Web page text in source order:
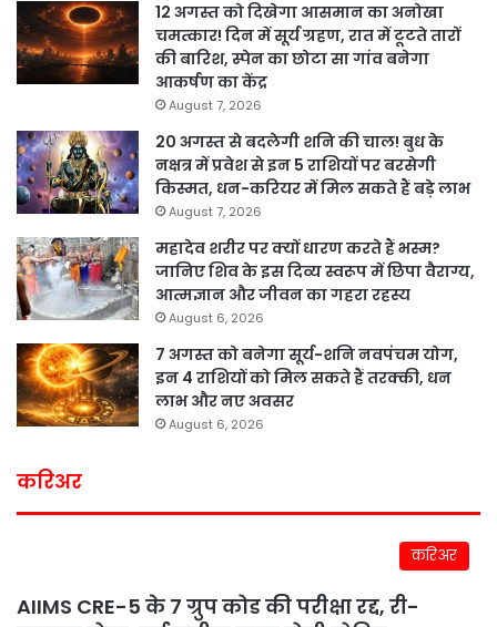
12 अगस्त को दिखेगा आसमान का अनोखा
चमत्कार! दिन में सूर्य ग्रहण, रात में टूटते तारों
की बारिश, स्पेन का छोटा सा गांव बनेगा
आकर्षण का केंद्र
August 7, 2026
20 अगस्त से बदलेगी शनि की चाल! बुध के
नक्षत्र में प्रवेश से इन 5 राशियों पर बरसेगी
किस्मत, धन-करियर में मिल सकते हैं बड़े लाभ
August 7, 2026
महादेव शरीर पर क्यों धारण करते हैं भस्म?
जानिए शिव के इस दिव्य स्वरूप में छिपा वैराग्य,
आत्मज्ञान और जीवन का गहरा रहस्य
August 6, 2026
7 अगस्त को बनेगा सूर्य-शनि नवपंचम योग,
इन 4 राशियों को मिल सकते हैं तरक्की, धन
लाभ और नए अवसर
August 6, 2026
करिअर
करिअर
AIIMS CRE-5 के 7 ग्रुप कोड की परीक्षा रद्द, री-